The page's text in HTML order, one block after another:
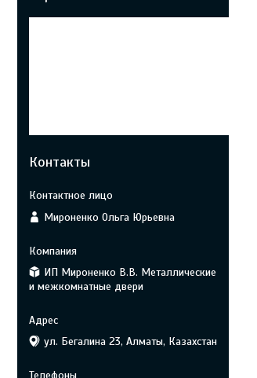
Контакты
Мироненко Ольга Юрьевна
ИП Мироненко В.В. Металлические
и межкомнатные двери
ул. Бегалина 23, Алматы, Казахстан